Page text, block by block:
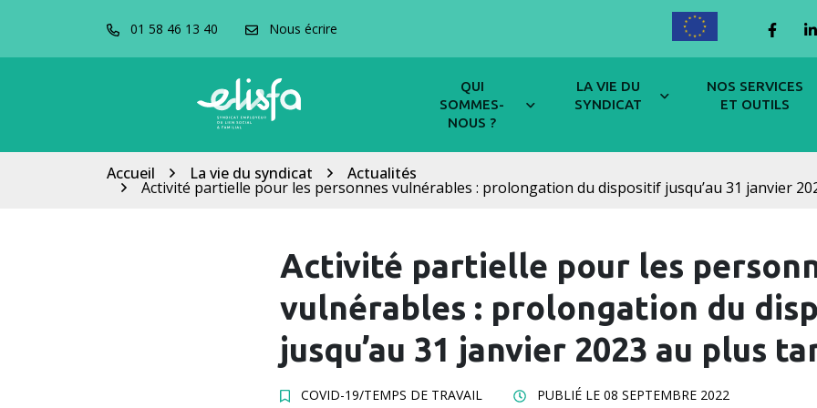
contenu
01 58 46 13 40 Nous écrire Lien
QUI
SOMMES-
NOUS ?
LA VIE DU
SYNDICAT
NOS SERVICES
ET OUTILS
Accueil La vie du syndicat Actualités
Activité partielle pour les personnes vulnérables : prolongation du dispositif jusqu’au 31 janvier
Activité partielle pour les
vulnérables : prolongation du
jusqu’au 31 janvier 2023 au plus
COVID-19/TEMPS DE TRAVAIL PUBLIÉ LE 08 SEPTEMBRE 2022